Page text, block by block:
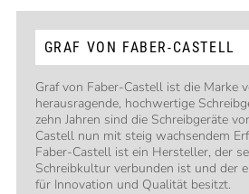
GRAF VON FABER-CASTELL
Graf von Faber-Castell ist die Marke
herausragende, hochwertige
zehn Jahren sind die Schreibgeräte
Castell nun mit steig wachsendem
Faber-Castell ist ein Hersteller, der
Schreibkultur verbunden ist und der
für Innovation und Qualität besitzt.